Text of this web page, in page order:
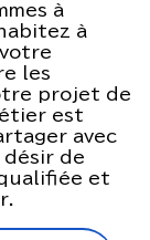
à
à
les
projet de
est
avec
de
et